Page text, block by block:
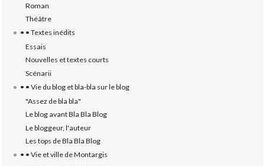
Roman
Théâtre
• • Textes inédits
Essais
Nouvelles et textes courts
Scénarii
• • Vie du blog et bla-bla sur le blog
"Assez de bla bla"
Le blog avant Bla Bla Blog
Le bloggeur, l'auteur
Les tops de Bla Bla Blog
• • Vie et ville de Montargis